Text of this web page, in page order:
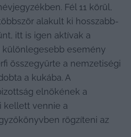
Fél 11 körül,
alakult ki hosszabb-
itt is igen aktívak a
különlegesebb esemény
összegyűrte a nemzetiségi
a kukába. A
elnökének a
kellett vennie a
rögzíteni az